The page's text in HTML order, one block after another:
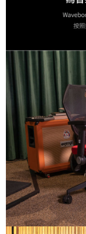
易，需依本服務之必
權轉讓予恩沛科技股
https://aftee.tw/terms/
３．未成年的使用者
「AFTEE先享後付」
４．使用「AFTEE先
時審查核予不同之上
請求用戶進行身份認證
５．嚴禁一人註冊多
恩沛科技股份有限公